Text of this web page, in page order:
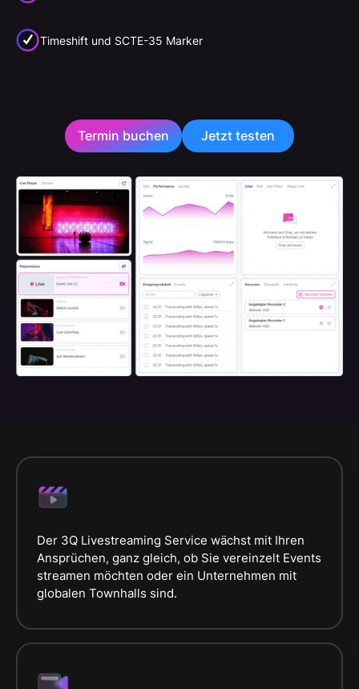
Timeshift und SCTE-35 Marker
Termin buchen Jetzt testen
Der 3Q Livestreaming Service wächst mit Ihren
Ansprüchen, ganz gleich, ob Sie vereinzelt Events
streamen möchten oder ein Unternehmen mit
globalen Townhalls sind.